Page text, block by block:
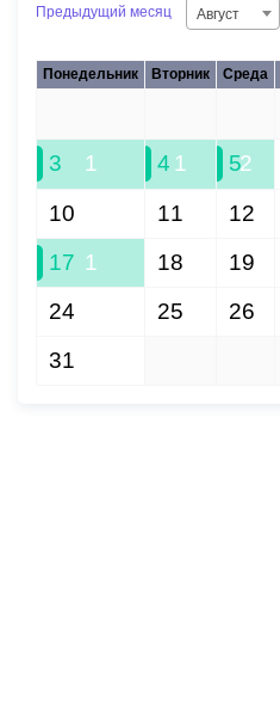
Предыдущий месяц Август
Понедельник Вторник Среда
3 1 4 1 52
10 11 12
17 1 18 19
24 25 26
31